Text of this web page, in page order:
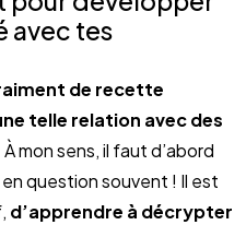
avec tes
de recette
telle relation avec des
mon sens, il faut d’abord
question souvent ! Il est
d’apprendre à décrypter